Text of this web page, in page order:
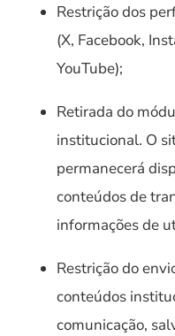
Restrição dos
(X, Facebook,
YouTube);
Retirada do
institucional. O
permanecerá
conteúdos de
informações de
Restrição do
conteúdos
comunicação,